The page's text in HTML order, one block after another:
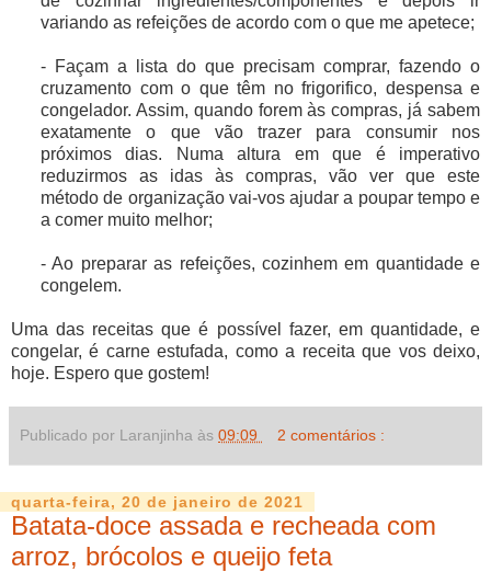
variando as refeições de acordo com o que me apetece;
- Façam a lista do que precisam comprar, fazendo o
cruzamento com o que têm no frigorifico, despensa e
congelador. Assim, quando forem às compras, já sabem
exatamente o que vão trazer para consumir nos
próximos dias. Numa altura em que é imperativo
reduzirmos as idas às compras, vão ver que este
método de organização vai-vos ajudar a poupar tempo e
a comer muito melhor;
- Ao preparar as refeições, cozinhem em quantidade e
congelem.
Uma das receitas que é possível fazer, em quantidade, e
congelar, é carne estufada, como a receita que vos deixo,
hoje. Espero que gostem!
Publicado por Laranjinha às 09:09 2 comentários :
quarta-feira, 20 de janeiro de 2021
Batata-doce assada e recheada com
arroz, brócolos e queijo feta